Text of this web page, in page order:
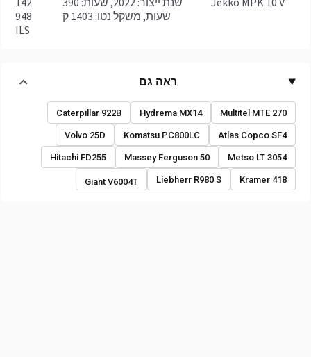
שעות, משקל נטו: 1403 ק
948
ILS
ראה גם
Multitel MTE 270
Hydrema MX14
Caterpillar 922B
Atlas Copco SF4
Komatsu PC800LC
Volvo 25D
Metso LT 3054
Massey Ferguson 50
Hitachi FD255
Kramer 418
Liebherr R980 S
Giant V6004T